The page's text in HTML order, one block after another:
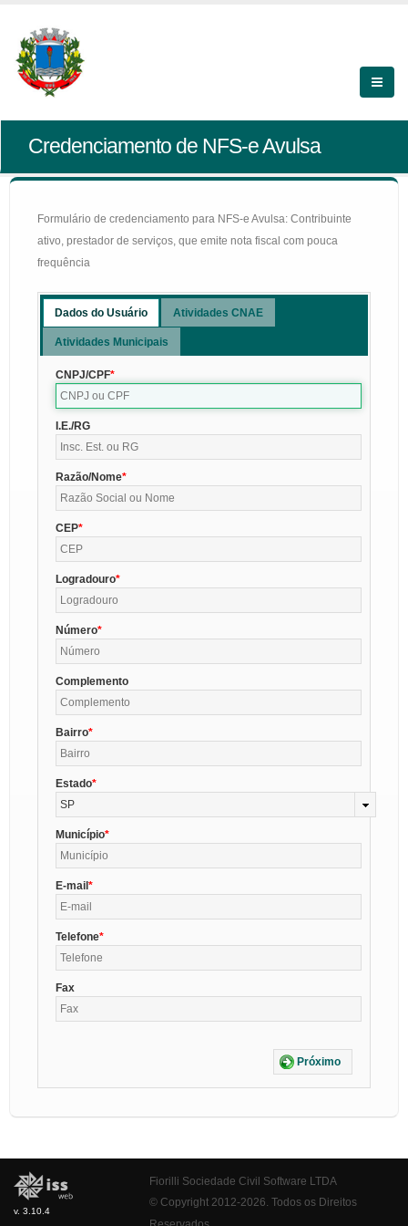
Credenciamento de NFS-e Avulsa
Formulário de credenciamento para NFS-e Avulsa: Contribuinte
ativo, prestador de serviços, que emite nota fiscal com pouca
frequência
Dados do Usuário Atividades CNAE
Atividades Municipais
CNPJ/CPF
I.E./RG
Razão/Nome
CEP
Logradouro
Número
Complemento
Bairro
Estado
SP
Município
E-mail
Telefone
Fax
Próximo
v. 3.10.4
Fiorilli Sociedade Civil Software LTDA
© Copyright 2012-2026. Todos os Direitos